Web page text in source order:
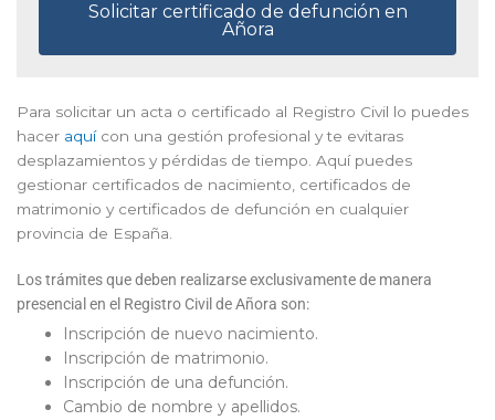
Solicitar certificado de defunción en
Añora
Para solicitar un acta o certificado al Registro Civil lo puedes
hacer aquícon una gestión profesional y te evitaras
desplazamientos y pérdidas de tiempo. Aquí puedes
gestionar certificados de nacimiento, certificados de
matrimonio y certificados de defunción en cualquier
provincia de España.
Los trámites que deben realizarse exclusivamente de manera
presencial en el Registro Civil de Añora son:
Inscripción de nuevo nacimiento.
Inscripción de matrimonio.
Inscripción de una defunción.
Cambio de nombre y apellidos.